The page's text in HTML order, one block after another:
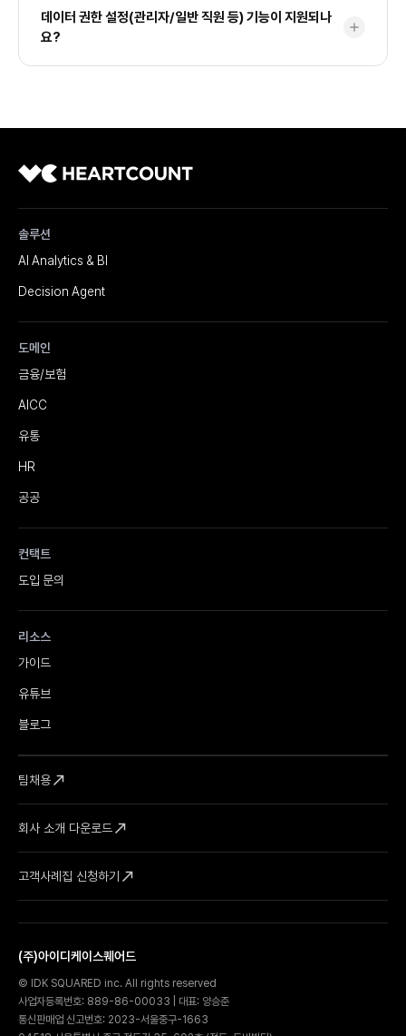
제공됩니다.
합니다. 온라인 사용 가이드 문서, 동영상 튜토리얼을 제공하며, 필
데이터 권한 설정(관리자/일반 직원 등) 기능이 지원되나
요?
add
솔루션
AI Analytics & BI
Decision Agent
도메인
금융/보험
AICC
유통
HR
공공
컨택트
도입 문의
리소스
가이드
유튜브
블로그
팀채용call_made
회사 소개 다운로드call_made
고객사례집 신청하기 call_made
(주)아이디케이스퀘어드
© IDK SQUARED inc. All rights reserved
사업자등록번호: 889-86-00033 | 대표: 양승준
통신판매업 신고번호: 2023-서울중구-1663